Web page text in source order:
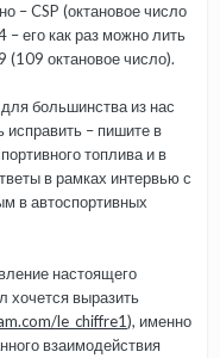
– CSP (октановое число
его как раз можно лить
(109 октановое число).
большинства из нас
исправить – пишите в
топлива и в
в рамках интервью с
в автоспортивных
настоящего
хочется выразить
le_chiffre1), именно
взаимодействия